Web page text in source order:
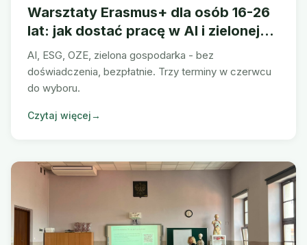
Warsztaty Erasmus+ dla osób 16-26
lat: jak dostać pracę w AI i zielonej
branży na Śląsku
AI, ESG, OZE, zielona gospodarka - bez
doświadczenia, bezpłatnie. Trzy terminy w czerwcu
do wyboru.
Czytaj więcej→